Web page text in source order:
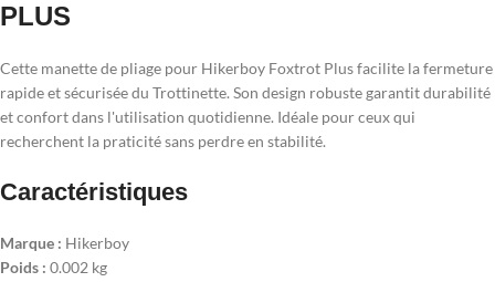
PLUS
Cette manette de pliage pour Hikerboy Foxtrot Plus facilite la fermeture
rapide et sécurisée du Trottinette. Son design robuste garantit durabilité
et confort dans l'utilisation quotidienne. Idéale pour ceux qui
recherchent la praticité sans perdre en stabilité.
Caractéristiques
Marque : Hikerboy
Poids : 0.002 kg